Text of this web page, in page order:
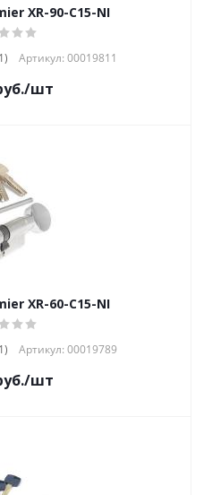
XR-90-C15-NI
Артикул: 00019811
/шт
XR-60-C15-NI
Артикул: 00019789
/шт